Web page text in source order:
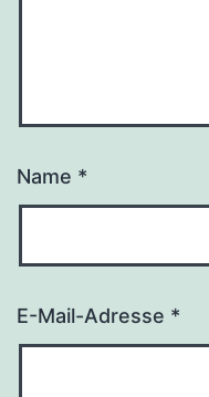
Name *
E-Mail-Adresse *